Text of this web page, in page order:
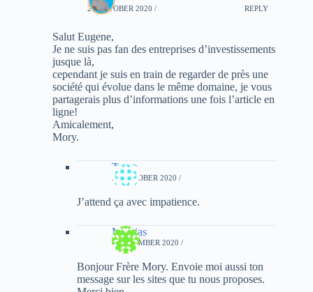
28 OCTOBER 2020 / REPLY
Salut Eugene,
Je ne suis pas fan des entreprises d’investissements
jusque là,
cependant je suis en train de regarder de près une
société qui évolue dans le même domaine, je vous
partagerais plus d’informations une fois l’article en
ligne!
Amicalement,
Mory.
Trivia
29 OCTOBER 2020 /
J’attend ça avec impatience.
Mathias
4 DECEMBER 2020 /
Bonjour Frère Mory. Envoie moi aussi ton
message sur les sites que tu nous proposes.